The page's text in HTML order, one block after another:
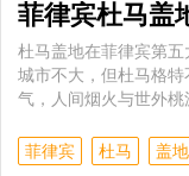
菲律宾杜马盖
杜马盖地在菲律宾第五
城市不大，但杜马格
气，人间烟火与世外桃
菲律宾 杜马 盖地